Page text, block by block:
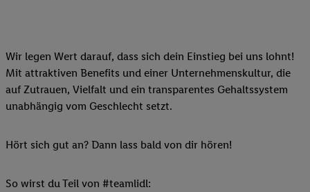
Wir legen Wert darauf, dass sich dein Einstieg bei uns lohnt!
Mit attraktiven Benefits und einer Unternehmenskultur, die
auf Zutrauen, Vielfalt und ein transparentes Gehaltssystem
unabhängig vom Geschlecht setzt.
Hört sich gut an? Dann lass bald von dir hören!
So wirst du Teil von #teamlidl: